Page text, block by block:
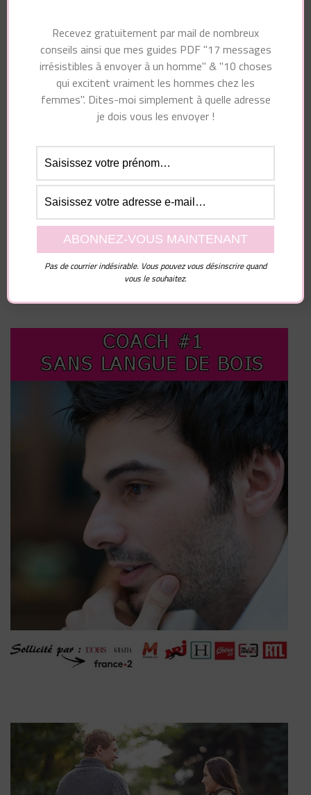
E-mail*
Enregistrer mon nom, mon e-mail et mon site dans
le navigateur pour mon prochain commentaire.
Recevez gratuitement par mail de nombreux
conseils ainsi que mes guides PDF "17 messages
irrésistibles à envoyer à un homme" & "10 choses
qui excitent vraiment les hommes chez les
femmes". Dites-moi simplement à quelle adresse
je dois vous les envoyer !
Pas de courrier indésirable. Vous pouvez vous désinscrire quand
vous le souhaitez.